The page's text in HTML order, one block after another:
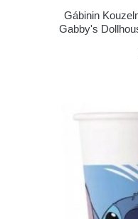
Gábinin
Gabby's